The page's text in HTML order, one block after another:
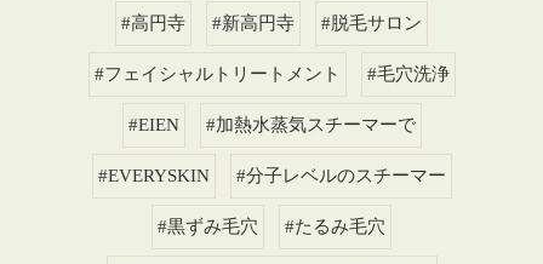
#高円寺 #新高円寺 #脱毛サロン
#フェイシャルトリートメント #毛穴洗浄
#EIEN #加熱水蒸気スチーマーで
#EVERYSKIN #分子レベルのスチーマー
#黒ずみ毛穴 #たるみ毛穴